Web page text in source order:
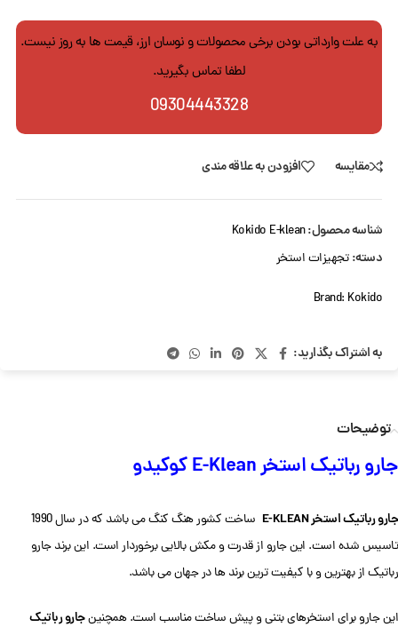
به علت وارداتی بودن برخی محصولات و نوسان ارز، قیمت ها به روز نیست.
لطفا تماس بگیرید.
09304443328
مقایسه افزودن به علاقه مندی
شناسه محصول:Kokido E-klean
دسته: تجهیزات استخر
Brand: Kokido
به اشتراک بگذارید:
توضیحات
جارو رباتیک استخر E-Klean کوکیدو
جارو رباتیک استخر E-KLEAN
ساخت کشور هنگ کنگ می باشد که در سال 1990
تاسیس شده است. این جارو از قدرت و مکش بالایی برخوردار است. این برند جارو
رباتیک از بهترین و با کیفیت ترین برند ها در جهان می باشد.
این جارو برای استخرهای بتنی و پیش ساخت مناسب است. همچنینجارو رباتیک